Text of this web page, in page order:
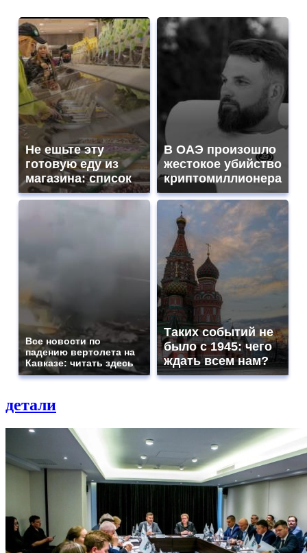
Не ешьте эту
готовую еду из
магазина: список
В ОАЭ произошло
жестокое убийство
криптомиллионера
Все новости по
падению вертолета на
Кавказе: читать здесь
Таких событий не
было с 1945: чего
ждать всем нам?
детали